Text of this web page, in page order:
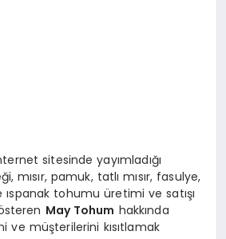
sitesinde yayımladığı
mısır, pamuk, tatlı mısır, fasulye,
tohumu üretimi ve satışı
May Tohum hakkında
ve müşterilerini kısıtlamak